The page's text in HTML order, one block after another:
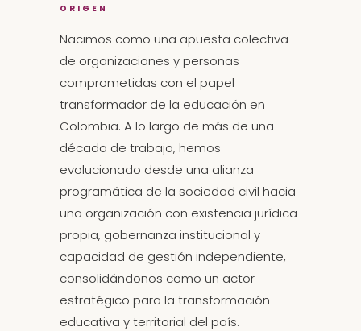
ORIGEN
Nacimos como una apuesta colectiva
de organizaciones y personas
comprometidas con el papel
transformador de la educación en
Colombia. A lo largo de más de una
década de trabajo, hemos
evolucionado desde una alianza
programática de la sociedad civil hacia
una organización con existencia jurídica
propia, gobernanza institucional y
capacidad de gestión independiente,
consolidándonos como un actor
estratégico para la transformación
educativa y territorial del país.